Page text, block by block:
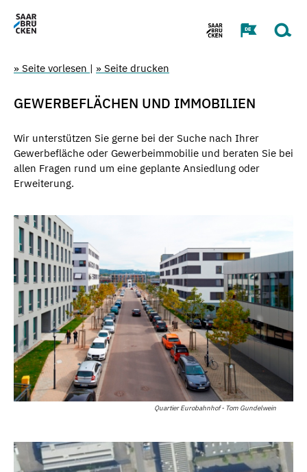
» Seite vorlesen | » Seite drucken
GEWERBEFLÄCHEN UND IMMOBILIEN
Wir unterstützen Sie gerne bei der Suche nach Ihrer
Gewerbefläche oder Gewerbeimmobilie und beraten Sie bei
allen Fragen rund um eine geplante Ansiedlung oder
Erweiterung.
Quartier Eurobahnhof - Tom Gundelwein